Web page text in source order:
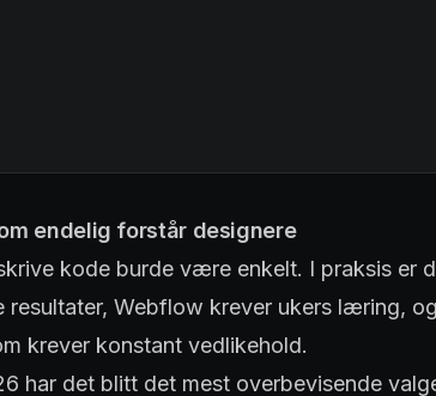
endelig forstår designere
kode burde være enkelt. I praksis er
resultater, Webflow krever ukers læring, og
krever konstant vedlikehold.
har det blitt det mest overbevisende